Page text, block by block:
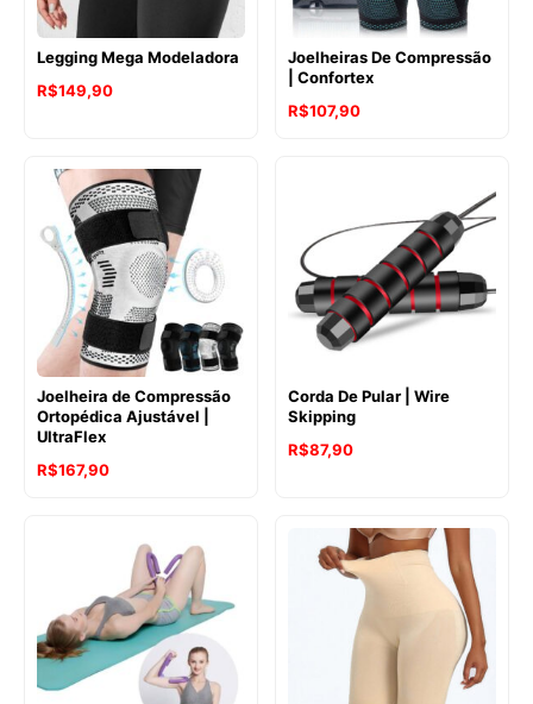
Legging Mega Modeladora
R$149,90
Joelheiras De Compressão
| Confortex
R$107,90
Joelheira de Compressão
Ortopédica Ajustável |
UltraFlex
R$167,90
Corda De Pular | Wire
Skipping
R$87,90